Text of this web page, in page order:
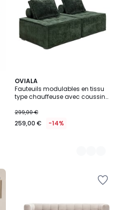
OVIALA
Fauteuils modulables en tissu
type chauffeuse avec coussins
299,00 €
259,00 € -14%
4
Couleurs